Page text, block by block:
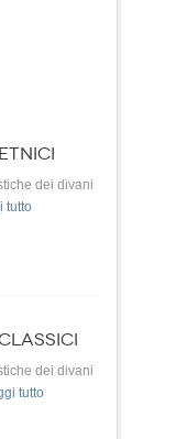
dei divani
tutto
dei divani
tutto